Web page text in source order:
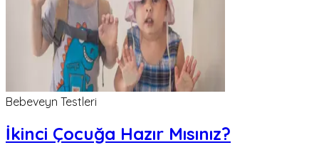
Bebeveyn Testleri
İkinci Çocuğa Hazır Mısınız?